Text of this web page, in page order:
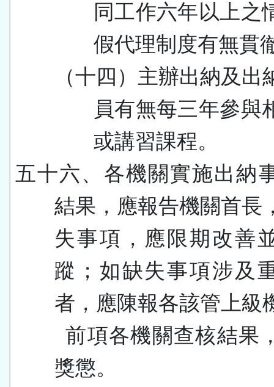
同工作六年以上之
假代理制度有無貫
（十四）主辦出納及出
員有無每三年參與
或講習課程。
五十六、各機關實施出納
結果，應報告機關首長
失事項，應限期改善
蹤；如缺失事項涉及
者，應陳報各該管上級
前項各機關查核結果
獎懲。